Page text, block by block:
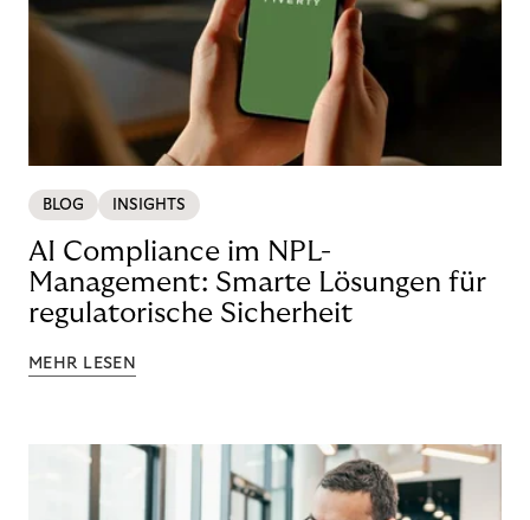
BLOG INSIGHTS
AI Compliance im NPL-
Management: Smarte Lösungen für
regulatorische Sicherheit
MEHR LESEN